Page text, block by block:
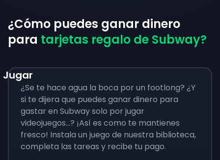
¿Cómo puedes ganar dinero
para tarjetas regalo de Subway?
Jugar
¿Se te hace agua la boca por un footlong? ¿Y
si te dijera que puedes ganar dinero para
gastar en Subway solo por jugar
videojuegos...? ¡Así es como te mantienes
fresco! Instala un juego de nuestra biblioteca,
completa las tareas y recibe tu pago.